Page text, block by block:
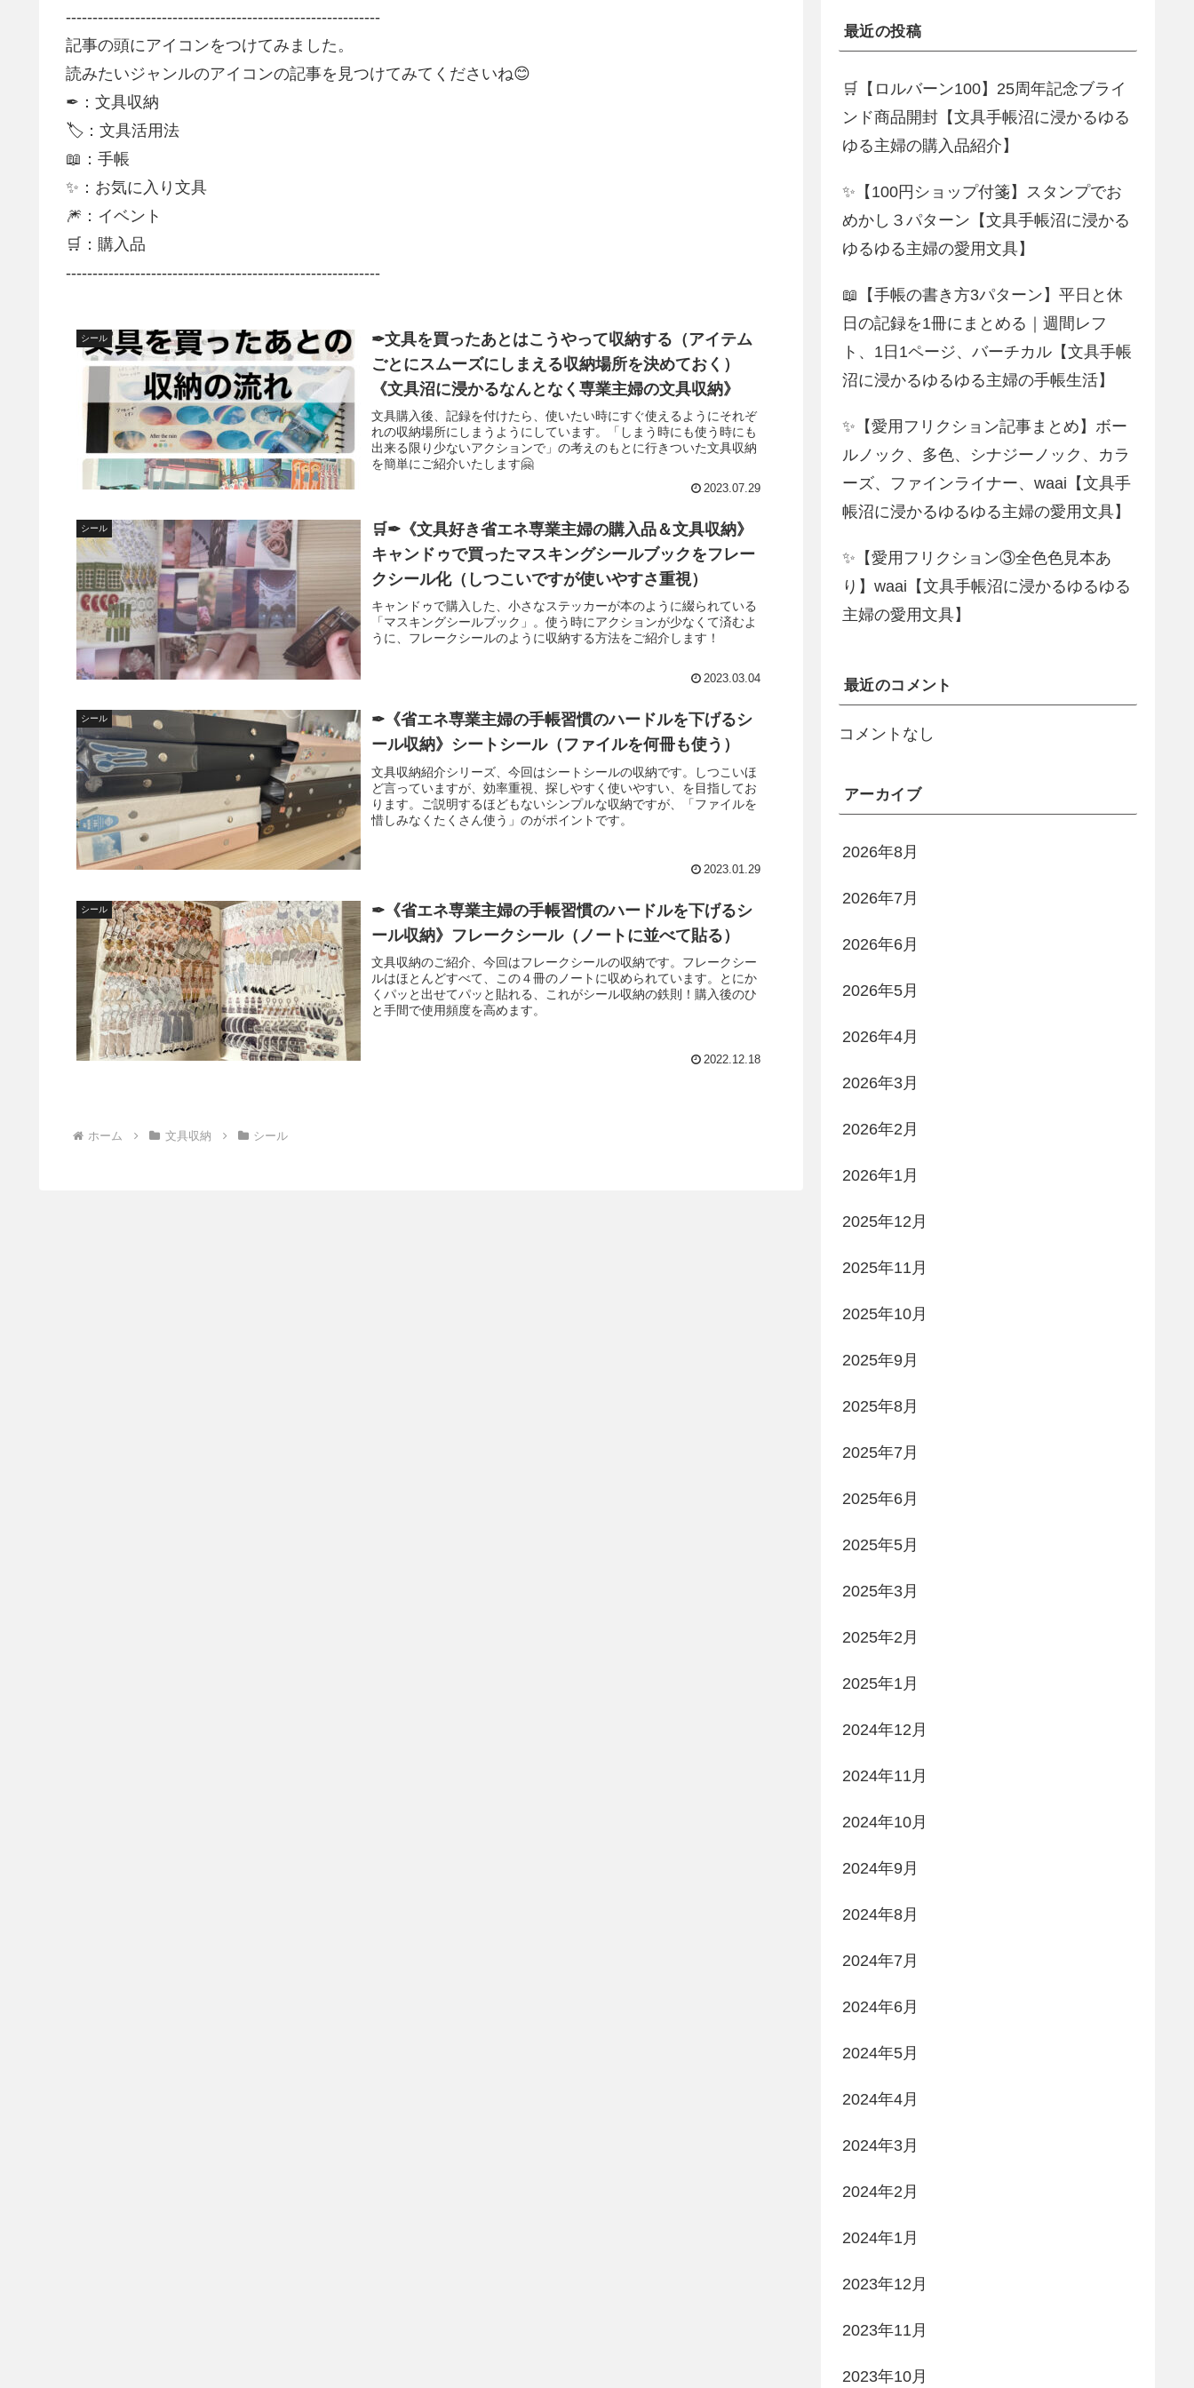
-----------------------------------------------------------
記事の頭にアイコンをつけてみました。
読みたいジャンルのアイコンの記事を見つけてみてくださいね😊
✒：文具収納
🏷：文具活用法
📖：手帳
✨：お気に入り文具
🎆：イベント
🛒：購入品
-----------------------------------------------------------
シール
✒文具を買ったあとはこうやって収納する（アイテム
ごとにスムーズにしまえる収納場所を決めておく）
《文具沼に浸かるなんとなく専業主婦の文具収納》
文具購入後、記録を付けたら、使いたい時にすぐ使えるようにそれぞ
れの収納場所にしまうようにしています。「しまう時にも使う時にも
出来る限り少ないアクションで」の考えのもとに行きついた文具収納
を簡単にご紹介いたします🤗
2023.07.29
シール
🛒✒《文具好き省エネ専業主婦の購入品＆文具収納》
キャンドゥで買ったマスキングシールブックをフレー
クシール化（しつこいですが使いやすさ重視）
キャンドゥで購入した、小さなステッカーが本のように綴られている
「マスキングシールブック」。使う時にアクションが少なくて済むよ
うに、フレークシールのように収納する方法をご紹介します！
2023.03.04
シール
✒《省エネ専業主婦の手帳習慣のハードルを下げるシ
ール収納》シートシール（ファイルを何冊も使う）
文具収納紹介シリーズ、今回はシートシールの収納です。しつこいほ
ど言っていますが、効率重視、探しやすく使いやすい、を目指してお
ります。ご説明するほどもないシンプルな収納ですが、「ファイルを
惜しみなくたくさん使う」のがポイントです。
2023.01.29
シール
✒《省エネ専業主婦の手帳習慣のハードルを下げるシ
ール収納》フレークシール（ノートに並べて貼る）
文具収納のご紹介、今回はフレークシールの収納です。フレークシー
ルはほとんどすべて、この４冊のノートに収められています。とにか
くパッと出せてパッと貼れる、これがシール収納の鉄則！購入後のひ
と手間で使用頻度を高めます。
2022.12.18
ホーム 文具収納 シール
最近の投稿
🛒【ロルバーン100】25周年記念ブライ
ンド商品開封【文具手帳沼に浸かるゆる
ゆる主婦の購入品紹介】
✨【100円ショップ付箋】スタンプでお
めかし３パターン【文具手帳沼に浸かる
ゆるゆる主婦の愛用文具】
📖【手帳の書き方3パターン】平日と休
日の記録を1冊にまとめる｜週間レフ
ト、1日1ページ、バーチカル【文具手帳
沼に浸かるゆるゆる主婦の手帳生活】
✨【愛用フリクション記事まとめ】ボー
ルノック、多色、シナジーノック、カラ
ーズ、ファインライナー、waai【文具手
帳沼に浸かるゆるゆる主婦の愛用文具】
✨【愛用フリクション③全色色見本あ
り】waai【文具手帳沼に浸かるゆるゆる
主婦の愛用文具】
最近のコメント
コメントなし
アーカイブ
2026年8月
2026年7月
2026年6月
2026年5月
2026年4月
2026年3月
2026年2月
2026年1月
2025年12月
2025年11月
2025年10月
2025年9月
2025年8月
2025年7月
2025年6月
2025年5月
2025年3月
2025年2月
2025年1月
2024年12月
2024年11月
2024年10月
2024年9月
2024年8月
2024年7月
2024年6月
2024年5月
2024年4月
2024年3月
2024年2月
2024年1月
2023年12月
2023年11月
2023年10月